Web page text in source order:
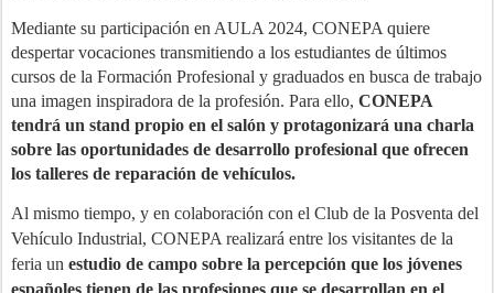
Mediante su participación en AULA 2024, CONEPA quiere
despertar vocaciones transmitiendo a los estudiantes de últimos
cursos de la Formación Profesional y graduados en busca de trabajo
una imagen inspiradora de la profesión. Para ello, CONEPA
tendrá un stand propio en el salón y protagonizará una charla
sobre las oportunidades de desarrollo profesional que ofrecen
los talleres de reparación de vehículos.
Al mismo tiempo, y en colaboración con el Club de la Posventa del
Vehículo Industrial, CONEPA realizará entre los visitantes de la
feria un estudio de campo sobre la percepción que los jóvenes
españoles tienen de las profesiones que se desarrollan en el